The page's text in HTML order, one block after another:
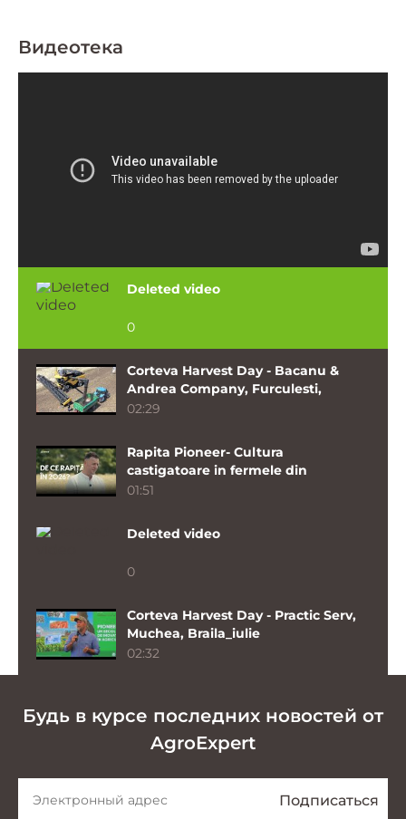
Видеотека
Deleted video
0
Corteva Harvest Day - Bacanu &
Andrea Company, Furculesti,
Teleorman_iulie
02:29
Rapita Pioneer- Cultura
castigatoare in fermele din
Moldova!
01:51
Deleted video
0
Corteva Harvest Day - Practic Serv,
Muchea, Braila_iulie
02:32
performanta, adaptata fermelor din
Romania_ Silviu Drinovan
04:33
PT315 & PT329 – Performanta
confirmata si rezultate constante,
Будь в курсе последних новостей от
AgroExpert